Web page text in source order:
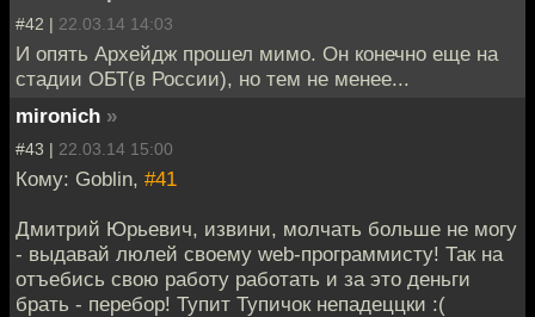
#42 | 22.03.14 14:03
И опять Архейдж прошел мимо. Он конечно еще на
стадии ОБТ(в России), но тем не менее...
mironich »
#43 | 22.03.14 15:00
Кому: Goblin, #41
Дмитрий Юрьевич, извини, молчать больше не могу
- выдавай люлей своему web-программисту! Так на
отъебись свою работу работать и за это деньги
брать - перебор! Тупит Тупичок непадеццки :(